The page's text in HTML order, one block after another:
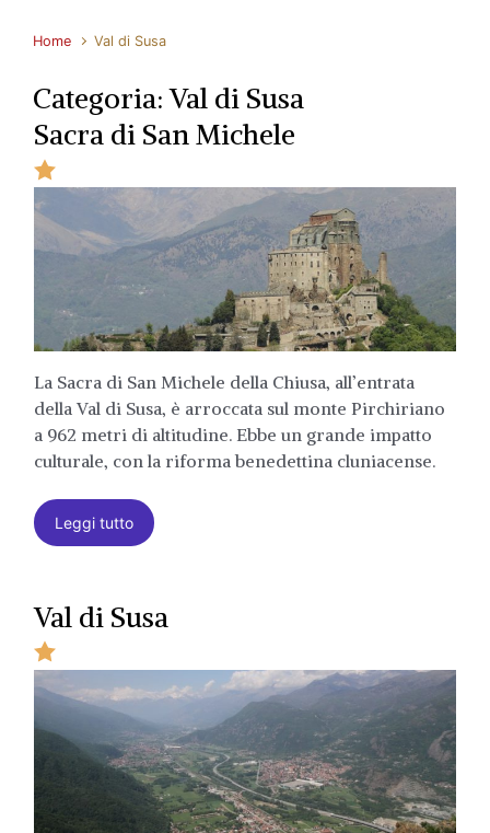
Home Val di Susa
Categoria:Val di Susa
Sacra di San Michele
La Sacra di San Michele della Chiusa, all’entrata
della Val di Susa, è arroccata sul monte Pirchiriano
a 962 metri di altitudine. Ebbe un grande impatto
culturale, con la riforma benedettina cluniacense.
Leggi tutto
Val di Susa